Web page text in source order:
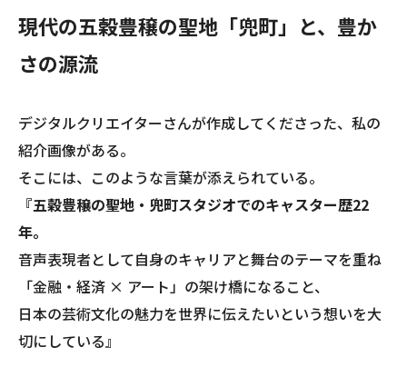
現代の五穀豊穣の聖地「兜町」と、豊か
さの源流
デジタルクリエイターさんが作成してくださった、私の
紹介画像がある。
そこには、このような言葉が添えられている。
​『五穀豊穣の聖地・兜町スタジオでのキャスター歴22
年。
音声表現者として自身のキャリアと舞台のテーマを重ね
「金融・経済 × アート」の架け橋になること、
日本の芸術文化の魅力を世界に伝えたいという想いを大
切にしている』